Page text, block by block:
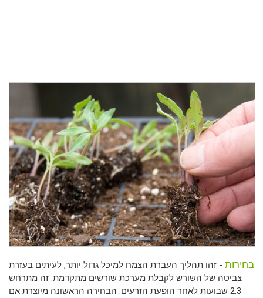
בחירות - זהו תהליך העברת הצמח למיכל גדול יותר, לעיתים בעזרת
צביטה של ​​השורש לקבלת מערכת שורשים מתקדמת. זה מתרחש
2.3 שבועות לאחר הופעת הזרעים. הבחירה הראשונה מיוצרת אם